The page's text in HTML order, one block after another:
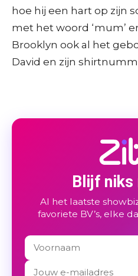
hoe hij een hart op zijn
met het woord ‘mum’
Brooklyn ook al het
David en zijn
Blijf niks
Al het laatste
favoriete BV’s, elke